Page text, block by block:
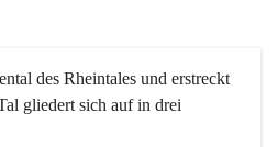
des Rheintales und erstreckt
gliedert sich auf in drei